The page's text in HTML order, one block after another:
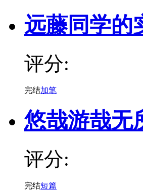
远藤同学的
评分:
完结加笔
悠哉游哉无
评分:
完结短篇